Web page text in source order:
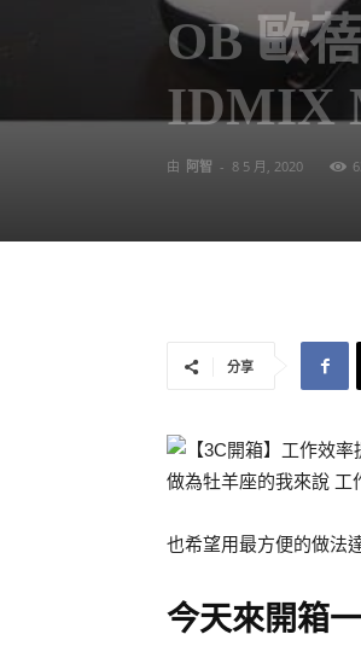
OB 歐
IDMIX
由 阿智 - 8 5 月, 2020
分享
做為牡羊座的我來說 工
也希望用最方便的做法
今天來開箱